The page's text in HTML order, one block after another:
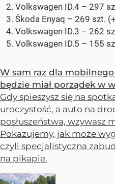
Volkswagen ID.4 – 297
Škoda Enyaq – 269 szt.
Volkswagen ID.3 – 262
Volkswagen ID.5 – 155
W sam raz dla
będzie miał porządek w
Gdy spieszysz się na
uroczystość, a auto na
posłuszeństwa, wzywasz
Pokazujemy, jak może
czyli specjalistyczna
na pikapie.